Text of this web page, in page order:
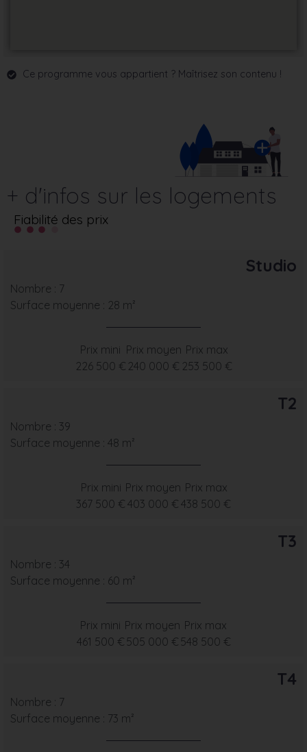
Ce programme vous appartient ? Maîtrisez son contenu !
+ d'infos sur les logements
Fiabilité des prix
Studio
Nombre : 7
Surface moyenne : 28 m²
Prix mini
226 500 €
Prix moyen
240 000 €
Prix max
253 500 €
T2
Nombre : 39
Surface moyenne : 48 m²
Prix mini
367 500 €
Prix moyen
403 000 €
Prix max
438 500 €
T3
Nombre : 34
Surface moyenne : 60 m²
Prix mini
461 500 €
Prix moyen
505 000 €
Prix max
548 500 €
T4
Nombre : 7
Surface moyenne : 73 m²